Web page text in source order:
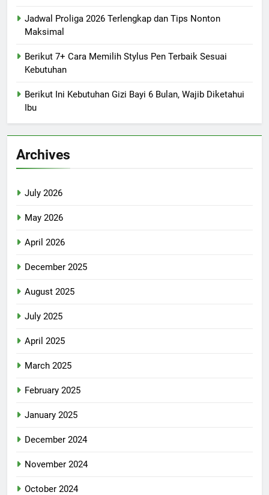
Jadwal Proliga 2026 Terlengkap dan Tips Nonton
Maksimal
Berikut 7+ Cara Memilih Stylus Pen Terbaik Sesuai
Kebutuhan
Berikut Ini Kebutuhan Gizi Bayi 6 Bulan, Wajib Diketahui
Ibu
Archives
July 2026
May 2026
April 2026
December 2025
August 2025
July 2025
April 2025
March 2025
February 2025
January 2025
December 2024
November 2024
October 2024